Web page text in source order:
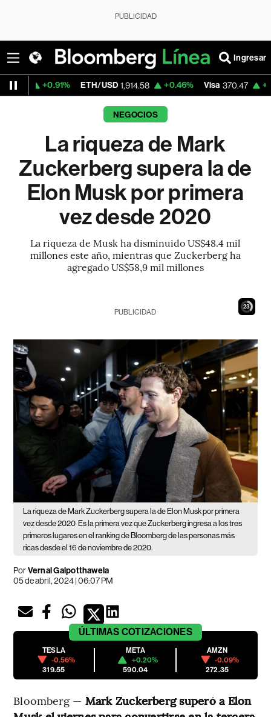
PUBLICIDAD
Ingresar
ETH/USD 1,914.58 +0.46% Visa 370.47 +0.52%
NEGOCIOS
La riqueza de Mark
Zuckerberg supera la de
Elon Musk por primera
vez desde 2020
La riqueza de Musk ha disminuido US$48.4 mil
millones este año, mientras que Zuckerberg ha
agregado US$58,9 mil millones
22
PUBLICIDAD
La riqueza de Mark Zuckerberg supera la de Elon Musk por primera
vez desde 2020 Es la primera vez que Zuckerberg ingresa a los tres
primeros lugares en el ranking de Bloomberg de las personas más
ricas desde el 16 de noviembre de 2020.
PorVernal Galpotthawela
05 de abril, 2024 | 06:07 PM
ÚLTIMAS COTIZACIONES
TESLA
-0.56%
319.55
META
+0.20%
590.04
AMZN
-0.09%
272.35
Bloomberg — Mark Zuckerberg superó a Elon